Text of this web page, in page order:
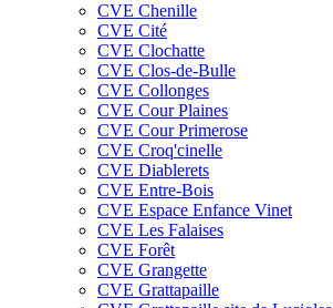
CVE Chenille
CVE Cité
CVE Clochatte
CVE Clos-de-Bulle
CVE Collonges
CVE Cour Plaines
CVE Cour Primerose
CVE Croq'cinelle
CVE Diablerets
CVE Entre-Bois
CVE Espace Enfance Vinet
CVE Les Falaises
CVE Forêt
CVE Grangette
CVE Grattapaille